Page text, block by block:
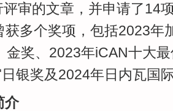
审的文章，并申请了14
获多个奖项，包括2023年
金奖、2023年iCAN十大
银奖及2024年日内瓦国
介